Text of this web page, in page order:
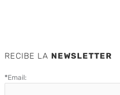
RECIBE LA NEWSLETTER
*Email: